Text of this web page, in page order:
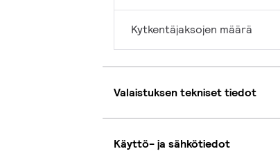
Kytkentäjaksojen määrä
Valaistuksen tekniset tiedot
Käyttö- ja sähkötiedot